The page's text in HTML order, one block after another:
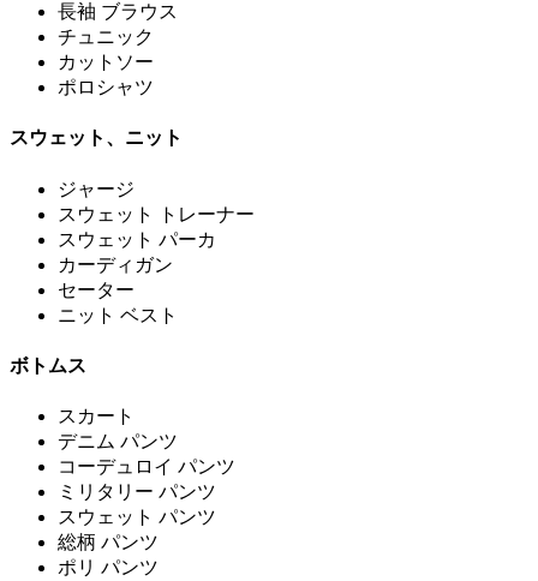
長袖 ブラウス
チュニック
カットソー
ポロシャツ
スウェット、ニット
ジャージ
スウェット トレーナー
スウェット パーカ
カーディガン
セーター
ニット ベスト
ボトムス
スカート
デニム パンツ
コーデュロイ パンツ
ミリタリー パンツ
スウェット パンツ
総柄 パンツ
ポリ パンツ